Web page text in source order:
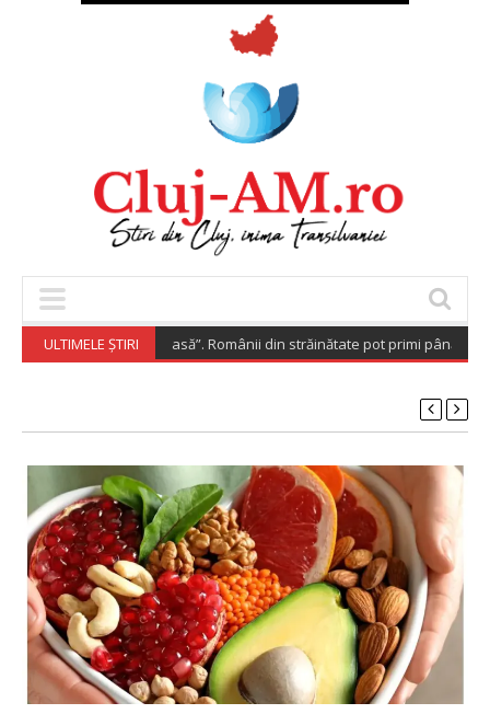
ULTIMELE ȘTIRI
Investește Acasă”. Românii din străinătate pot primi până la